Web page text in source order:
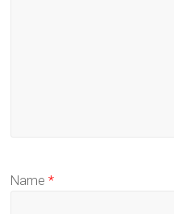
Name*